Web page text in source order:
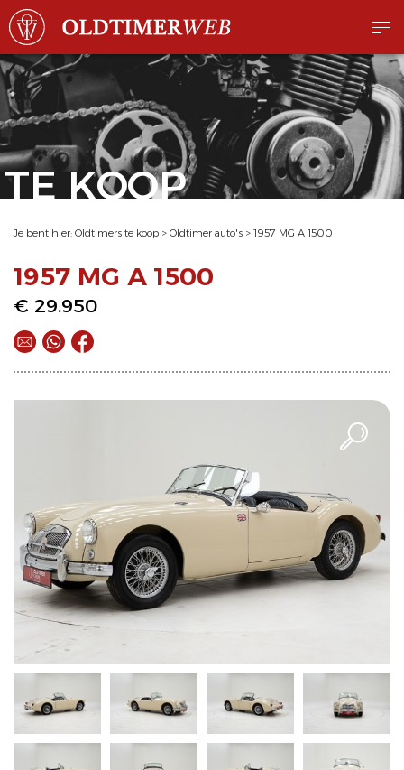
TE KOOP
Je bent hier: Oldtimers te koop > Oldtimer auto's > 1957 MG A 1500
1957 MG A 1500
€ 29.950